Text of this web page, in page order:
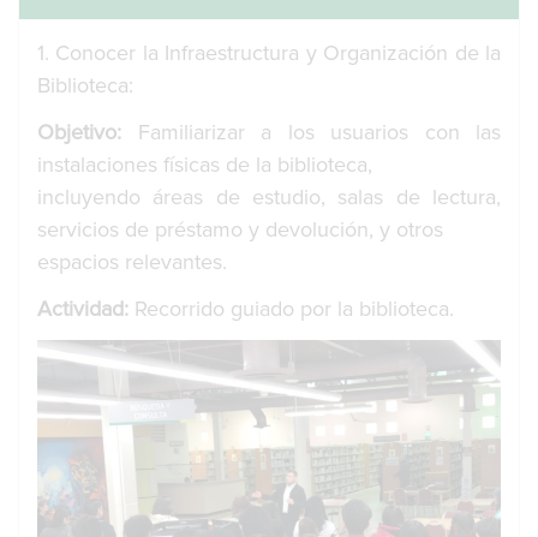
1. Conocer la Infraestructura y Organización de la
Biblioteca:
Objetivo: Familiarizar a los usuarios con las
instalaciones físicas de la biblioteca,
incluyendo áreas de estudio, salas de lectura,
servicios de préstamo y devolución, y otros
espacios relevantes.
Actividad: Recorrido guiado por la biblioteca.